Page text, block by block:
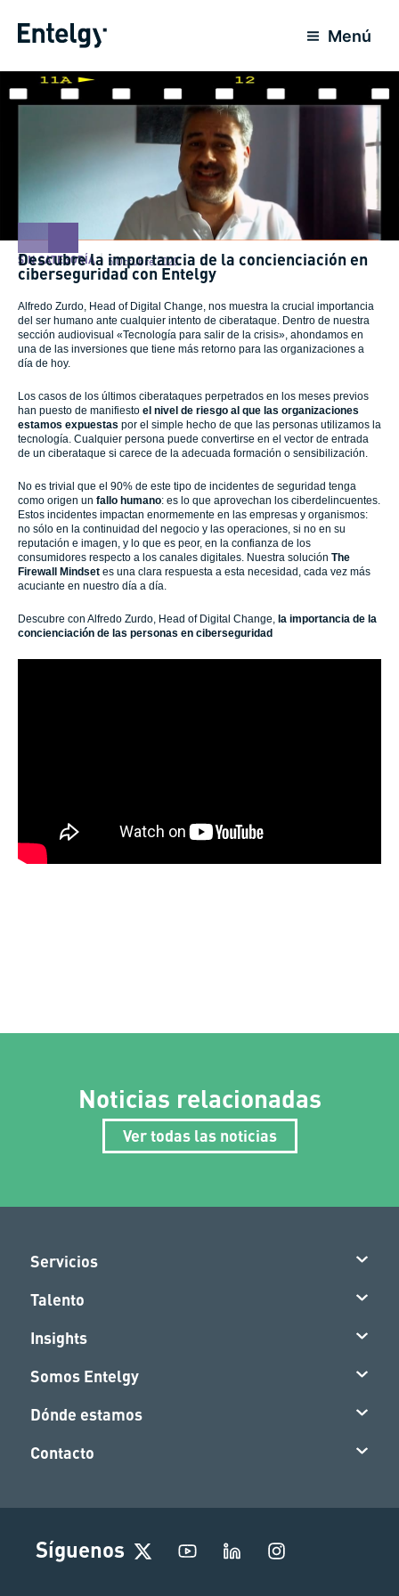
Menú
SIN CATEGORÍA 5 Octubre 2020
Descubre la importancia de la concienciación en
ciberseguridad con Entelgy
Alfredo Zurdo, Head of Digital Change, nos muestra la crucial importancia
del ser humano ante cualquier intento de ciberataque. Dentro de nuestra
sección audiovisual «Tecnología para salir de la crisis», ahondamos en
una de las inversiones que tiene más retorno para las organizaciones a
día de hoy.
Los casos de los últimos ciberataques perpetrados en los meses previos
han puesto de manifiesto el nivel de riesgo al que las organizaciones
estamos expuestas por el simple hecho de que las personas utilizamos la
tecnología. Cualquier persona puede convertirse en el vector de entrada
de un ciberataque si carece de la adecuada formación o sensibilización.
No es trivial que el 90% de este tipo de incidentes de seguridad tenga
como origen un fallo humano: es lo que aprovechan los ciberdelincuentes.
Estos incidentes impactan enormemente en las empresas y organismos:
no sólo en la continuidad del negocio y las operaciones, si no en su
reputación e imagen, y lo que es peor, en la confianza de los
consumidores respecto a los canales digitales. Nuestra solución The
Firewall Mindset es una clara respuesta a esta necesidad, cada vez más
acuciante en nuestro día a día.
Descubre con Alfredo Zurdo, Head of Digital Change, la importancia de la
concienciación de las personas en ciberseguridad
Noticias relacionadas
Ver todas las noticias
Servicios
Talento
Insights
Somos Entelgy
Dónde estamos
Contacto
Síguenos
I
n